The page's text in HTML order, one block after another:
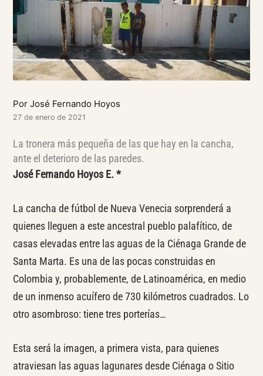
Por José Fernando Hoyos
27 de enero de 2021
La tronera más pequeña de las que hay en la cancha,
ante el deterioro de las paredes.
José Fernando Hoyos E. *
La cancha de fútbol de Nueva Venecia sorprenderá a
quienes lleguen a este ancestral pueblo palafítico, de
casas elevadas entre las aguas de la Ciénaga Grande de
Santa Marta. Es una de las pocas construidas en
Colombia y, probablemente, de Latinoamérica, en medio
de un inmenso acuífero de 730 kilómetros cuadrados. Lo
otro asombroso: tiene tres porterías…
Esta será la imagen, a primera vista, para quienes
atraviesan las aguas lagunares desde Ciénaga o Sitio